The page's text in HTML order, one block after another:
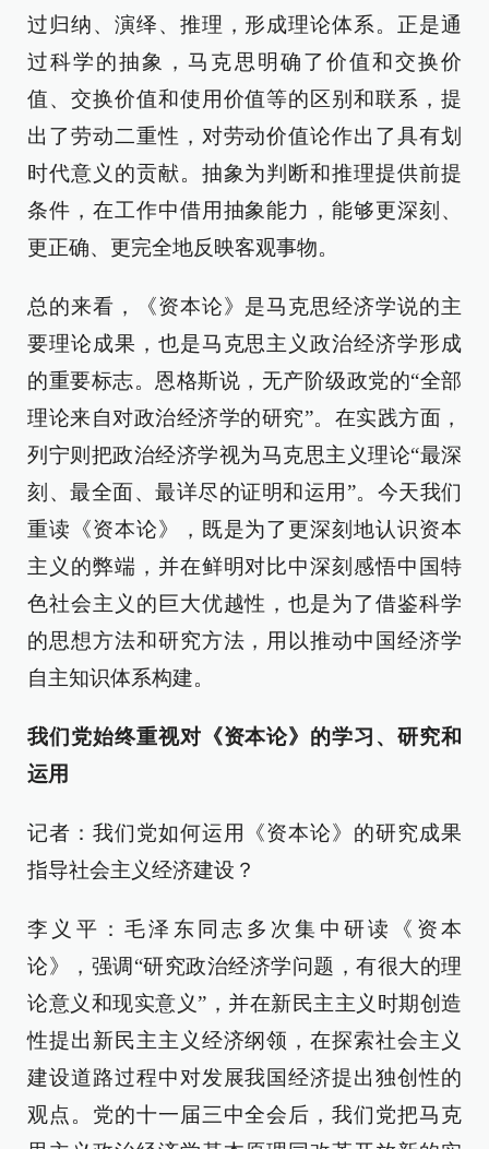
过归纳、演绎、推理，形成理论体系。正是通
过科学的抽象，马克思明确了价值和交换价
值、交换价值和使用价值等的区别和联系，提
出了劳动二重性，对劳动价值论作出了具有划
时代意义的贡献。抽象为判断和推理提供前提
条件，在工作中借用抽象能力，能够更深刻、
更正确、更完全地反映客观事物。
总的来看，《资本论》是马克思经济学说的主
要理论成果，也是马克思主义政治经济学形成
的重要标志。恩格斯说，无产阶级政党的“全部
理论来自对政治经济学的研究”。在实践方面，
列宁则把政治经济学视为马克思主义理论“最深
刻、最全面、最详尽的证明和运用”。今天我们
重读《资本论》，既是为了更深刻地认识资本
主义的弊端，并在鲜明对比中深刻感悟中国特
色社会主义的巨大优越性，也是为了借鉴科学
的思想方法和研究方法，用以推动中国经济学
自主知识体系构建。
我们党始终重视对《资本论》的学习、研究和
运用
记者：我们党如何运用《资本论》的研究成果
指导社会主义经济建设？
李义平：毛泽东同志多次集中研读《资本
论》，强调“研究政治经济学问题，有很大的理
论意义和现实意义”，并在新民主主义时期创造
性提出新民主主义经济纲领，在探索社会主义
建设道路过程中对发展我国经济提出独创性的
观点。党的十一届三中全会后，我们党把马克